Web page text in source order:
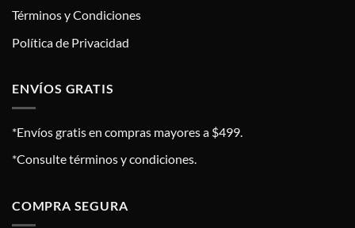
Términos y Condiciones
Política de Privacidad
ENVÍOS GRATIS
*Envíos gratis en compras mayores a $499.
*Consulte términos y condiciones.
COMPRA SEGURA